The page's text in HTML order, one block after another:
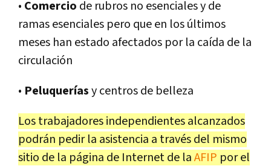
• Comercio de rubros no esenciales y de
ramas esenciales pero que en los últimos
meses han estado afectados por la caída de la
circulación
• Peluqueríasy centros de belleza
Los trabajadores independientes alcanzados
podrán pedir la asistencia a través del mismo
sitio de la página de Internet de laAFIP por el